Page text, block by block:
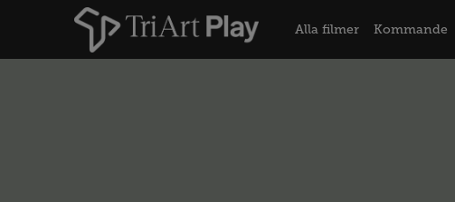
Alla filmer Kommande